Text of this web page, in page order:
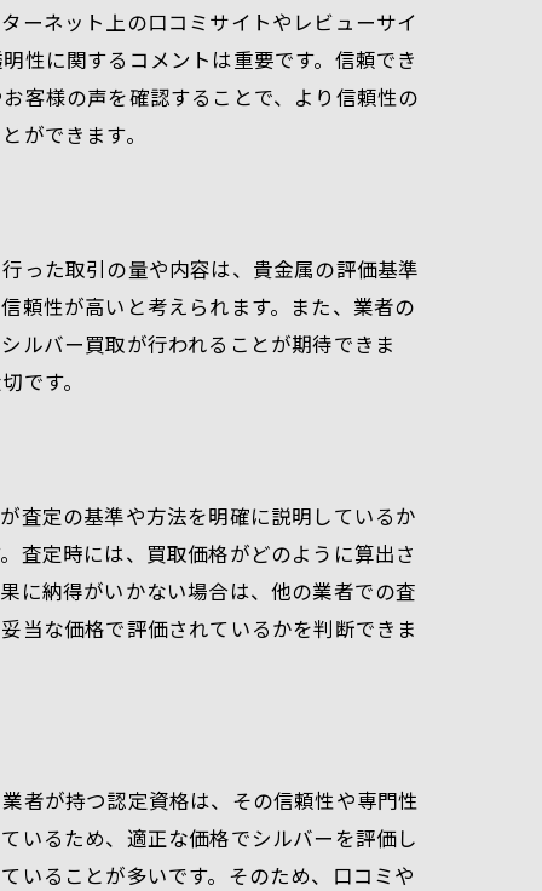
ーネット上の口コミサイトやレビューサイ
性に関するコメントは重要です。信頼でき
客様の声を確認することで、より信頼性の
ができます。
った取引の量や内容は、貴金属の評価基準
頼性が高いと考えられます。また、業者の
ルバー買取が行われることが期待できま
です。
査定の基準や方法を明確に説明しているか
査定時には、買取価格がどのように算出さ
に納得がいかない場合は、他の業者での査
当な価格で評価されているかを判断できま
者が持つ認定資格は、その信頼性や専門性
いるため、適正な価格でシルバーを評価し
いることが多いです。そのため、口コミや